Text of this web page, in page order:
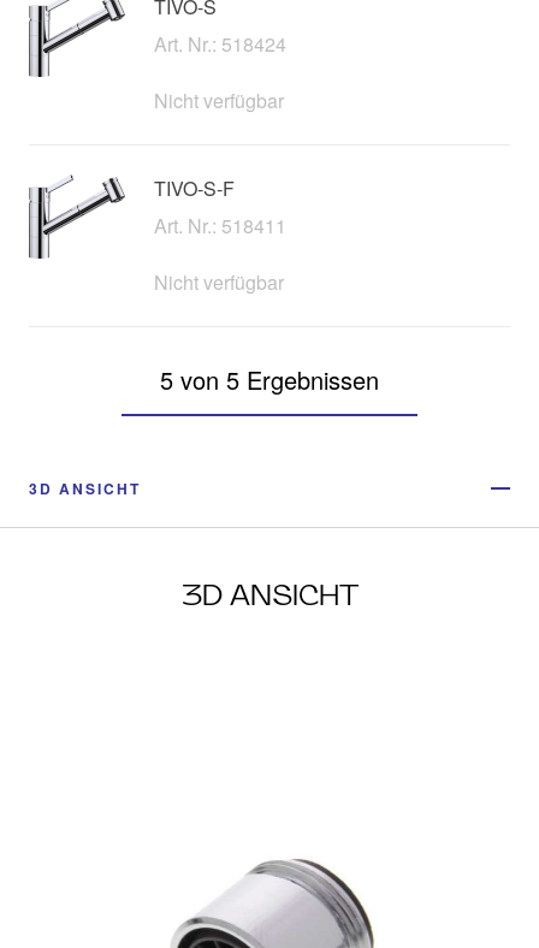
TIVO-S
Art. Nr.: 518424
Nicht verfügbar
TIVO-S-F
Art. Nr.: 518411
Nicht verfügbar
5 von 5 Ergebnissen
3D ANSICHT
3D ANSICHT